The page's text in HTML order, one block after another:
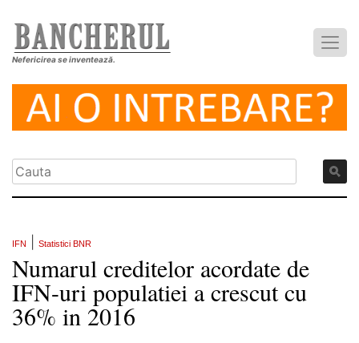
Nefericirea se inventează.
IFN Statistici BNR
Numarul creditelor acordate de
IFN-uri populatiei a crescut cu
36% in 2016